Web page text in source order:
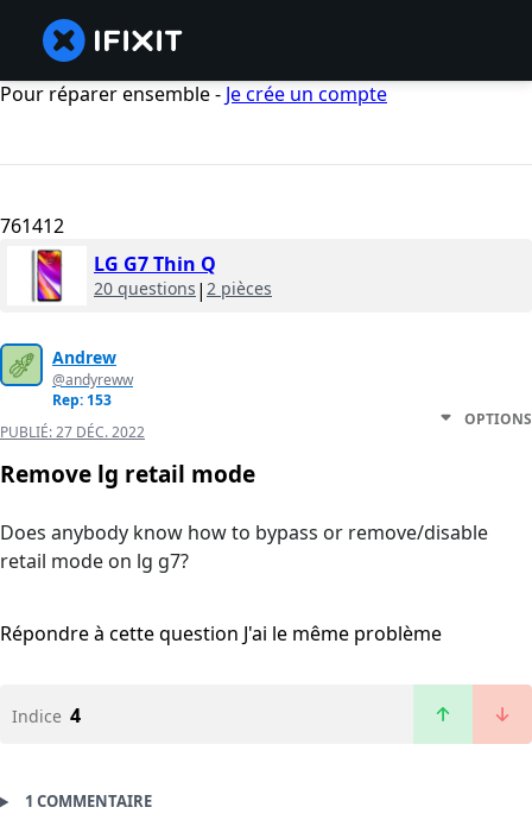
Pour réparer ensemble - Je crée un compte
761412
LG G7 Thin Q
20 questions | 2 pièces
Andrew
@andyreww
Rep: 153
PUBLIÉ:27 DÉC. 2022
OPTIONS
Remove lg retail mode
Does anybody know how to bypass or remove/disable
retail mode on lg g7?
Répondre à cette question J'ai le même problème
Indice 4
1 COMMENTAIRE